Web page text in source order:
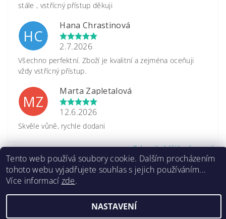
stále , vstřícný přístup děkuji
HC
Hana Chrastinová
2.7.2026
Všechno perfektní. Zboží je kvalitní a zejména oceňuji
vždy vstřícný přístup.
MZ
Marta Zapletalová
12.6.2026
Skvěle vůně, rychle dodani
Zobrazit další hodnocení
www.caretrade.cz, všechna práva vyhrazena
Tento web používá soubory cookie. Dalším procházením
tohoto webu vyjadřujete souhlas s jejich používáním...
Více informací zde.
NASTAVENÍ